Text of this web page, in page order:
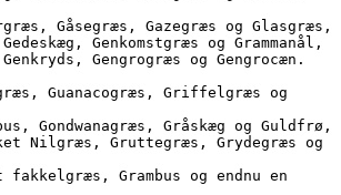
Gåsegræs, Gazegræs og Glasgræs,
Gedeskæg, Genkomstgræs og Grammanål,
Genkryds, Gengrogræs og Gengrocæn.
Gondwanagræs, Gråskæg og Guldfrø,